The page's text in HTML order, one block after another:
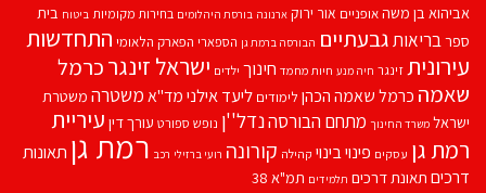
אביהוא בן משהאופניים אור ירוק ארנונה בורסת היהלומים בחירות מקומיות ביטוח בית
ספרבריאותגבעתיים הבורסה ברמת גן הספארי הפארק הלאומי התחדשות
עירוניתזינגר חיה מנע חיות מחמד חינוך ילדים ישראל זינגרכרמל
שאמה כרמל שאמה הכהן לימודים ליעד אילנימד''אמשטרה משטרת
ישראל משרד החינוך מתחם הבורסהנדל''ן נופש ספורט עורך דין עיריית
רמת גן עסקים פינוי בינוי קהילה קורונה רועי ברזילי רכב רמת גן תאונות
דרכים תאונת דרכים תלמידים תמ"א 38